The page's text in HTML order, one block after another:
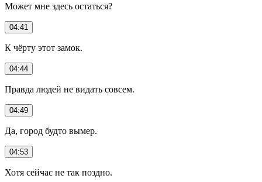
Может мне здесь остаться?
04:41
К чёрту этот замок.
04:44
Правда людей не видать совсем.
04:49
Да, город будто вымер.
04:53
Хотя сейчас не так поздно.